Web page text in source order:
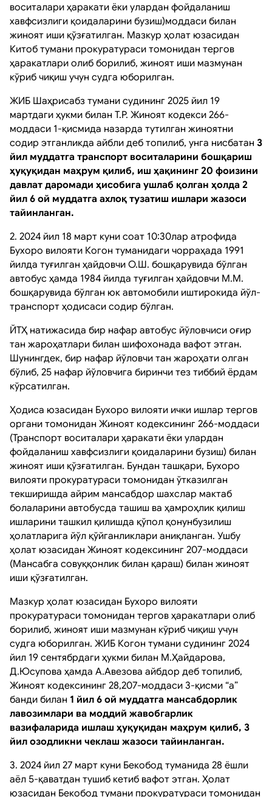
воситалари ҳаракати ёки улардан фойдаланиш
хавфсизлиги қоидаларини бузиш)моддаси билан
жиноят иши қўзғатилган. Мазкур ҳолат юзасидан
Китоб тумани прокуратураси томонидан тергов
ҳаракатлари олиб борилиб, жиноят иши мазмунан
кўриб чиқиш учун судга юборилган.
ЖИБ Шаҳрисабз тумани судининг 2025 йил 19
мартдаги ҳукми билан Т.Р. Жиноят кодекси 266-
моддаси 1-қисмида назарда тутилган жиноятни
содир этганликда айбли деб топилиб, унга нисбатан 3
йил муддатга транспорт воситаларини бошқариш
ҳуқуқидан маҳрум қилиб, иш ҳақининг 20 фоизини
давлат даромади ҳисобига ушлаб қолган ҳолда 2
йил 6 ой муддатга ахлоқ тузатиш ишлари жазоси
тайинланган.
2. 2024 йил 18 март куни соат 10:30лар атрофида
Бухоро вилояти Когон туманидаги чорраҳада 1991
йилда туғилган ҳайдовчи О.Ш. бошқарувида бўлган
автобус ҳамда 1984 йилда туғилган ҳайдовчи М.М.
бошқарувида бўлган юк автомобили иштирокида йўл-
транспорт ҳодисаси содир бўлган.
ЙТҲ натижасида бир нафар автобус йўловчиси оғир
тан жароҳатлари билан шифохонада вафот этган.
Шунингдек, бир нафар йўловчи тан жароҳати олган
бўлиб, 25 нафар йўловчига биринчи тез тиббий ёрдам
кўрсатилган.
Ҳодиса юзасидан Бухоро вилояти ички ишлар тергов
органи томонидан Жиноят кодексининг 266-моддаси
(Транспорт воситалари ҳаракати ёки улардан
фойдаланиш хавфсизлиги қоидаларини бузиш) билан
жиноят иши қўзғатилган. Бундан ташқари, Бухоро
вилояти прокуратураси томонидан ўтказилган
текширишда айрим мансабдор шахслар мактаб
болаларини автобусда ташиш ва ҳамроҳлик қилиш
ишларини ташкил қилишда қўпол қонунбузилиш
ҳолатларига йўл қўйганликлари аниқланган. Ушбу
ҳолат юзасидан Жиноят кодексининг 207-моддаси
(Мансабга совуққонлик билан қараш) билан жиноят
иши қўзғатилган.
Мазкур ҳолат юзасидан Бухоро вилояти
прокуратураси томонидан тергов ҳаракатлари олиб
борилиб, жиноят иши мазмунан кўриб чиқиш учун
судга юборилган. ЖИБ Когон тумани судининг 2024
йил 19 сентябрдаги ҳукми билан М.Ҳайдарова,
Д.Юсупова ҳамда А.Авезова айбдор деб топилиб,
Жиноят кодексининг 28,207-моддаси 3-қисми “а”
банди билан 1 йил 6 ой муддатга мансабдорлик
лавозимлари ва моддий жавобгарлик
вазифаларида ишлаш ҳуқуқидан маҳрум қилиб, 3
йил озодликни чеклаш жазоси тайинланган.
3. 2024 йил 27 март куни Бекобод туманида 28 ёшли
аёл 5-қаватдан тушиб кетиб вафот этган. Ҳолат
юзасидан Бекобод тумани прокуратураси томонидан